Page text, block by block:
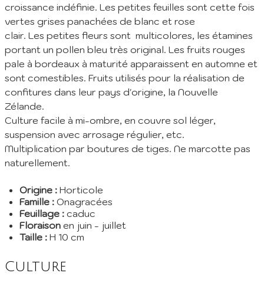
croissance indéfinie. Les petites feuilles sont cette fois
vertes grises panachées de blanc et rose
clair. Les petites fleurs sont multicolores, les étamines
portant un pollen bleu très original. Les fruits rouges
pale à bordeaux à maturité apparaissent en automne et
sont comestibles. Fruits utilisés pour la réalisation de
confitures dans leur pays d'origine, la Nouvelle
Zélande.
Culture facile à mi-ombre, en couvre sol léger,
suspension avec arrosage régulier, etc.
Multiplication par boutures de tiges. Ne marcotte pas
naturellement.
Origine : Horticole
Famille : Onagracées
Feuillage : caduc
Floraison en juin - juillet
Taille : H 10 cm
Culture
Je m'abonne
En envoyant mes informations, j'accepte votrePolitique de confidentialité